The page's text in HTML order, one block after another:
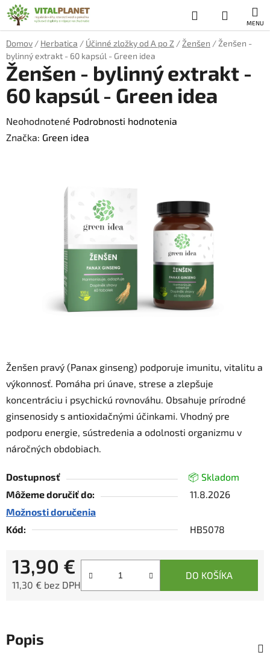
Prejsť
na
obsah
Hľadať
KOŠÍK
Domov / Herbatica / Účinné zložky od A po Z / Ženšen / Ženšen -
bylinný extrakt - 60 kapsúl - Green idea
Ženšen pravý (Panax ginseng) podporuje imunitu, vitalitu a
výkonnosť. Pomáha pri únave, strese a zlepšuje
koncentráciu i psychickú rovnováhu. Obsahuje prírodné
ginsenosidy s antioxidačnými účinkami. Vhodný pre
podporu energie, sústredenia a odolnosti organizmu v
náročných obdobiach.
Dostupnosť
📦 Skladom
Môžeme doručiť do:
11.8.2026
Možnosti doručenia
Kód:
HB5078
13,90 €
11,30 € bez DPH
DO KOŠÍKA
Ženšen - bylinný extrakt -
60 kapsúl - Green idea
Priemerné
hodnotenie
Neohodnotené Podrobnosti hodnotenia
Značka: Green idea
Popis